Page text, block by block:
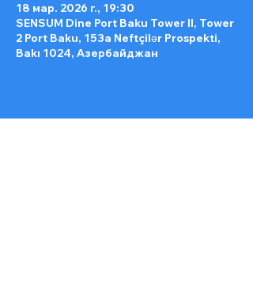
18 мар. 2026 г., 19:30
SENSUM Dine Port Baku Tower II, Tower
2 Port Baku, 153a Neftçilər Prospekti,
Bakı 1024, Азербайджан